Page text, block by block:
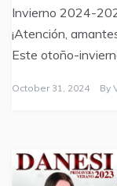
Invierno 2024-
¡Atención,
Este otoño-
October 31, 2024 By